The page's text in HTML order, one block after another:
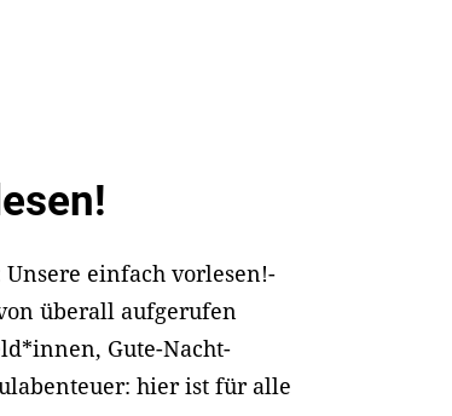
einfach vorlesen!-
überall aufgerufen
Gute-Nacht-
hier ist für alle